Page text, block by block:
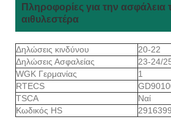
Πληροφορίες για την ασφάλεια
αιθυλεστέρα
Δηλώσεις κινδύνου
20-22
Δηλώσεις Ασφαλείας
23-24/
WGK Γερμανίας
1
RTECS
TSCA
Ναί
Κωδικός HS